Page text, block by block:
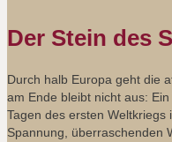
Der Stein des
Durch halb Europa geht die
am Ende bleibt nicht aus:
Tagen des ersten Weltkriegs
Spannung, überraschenden